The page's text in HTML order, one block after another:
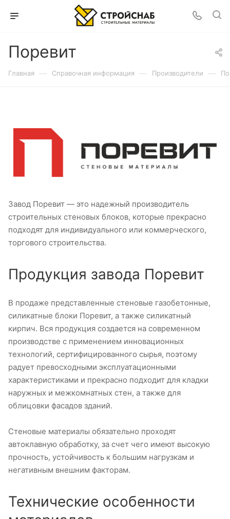
Поревит
Главная — Справочная информация — Производители —
Завод Поревит — это надежный производитель
строительных стеновых блоков, которые прекрасно
подходят для индивидуального или коммерческого,
торгового строительства.
Продукция завода Поревит
В продаже представленные стеновые газобетонные,
силикатные блоки Поревит, а также силикатный
кирпич. Вся продукция создается на современном
производстве с применением инновационных
технологий, сертифицированного сырья, поэтому
радует превосходными эксплуатационными
характеристиками и прекрасно подходит для кладки
наружных и межкомнатных стен, а также для
облицовки фасадов зданий.
Стеновые материалы обязательно проходят
автоклавную обработку, за счет чего имеют высокую
прочность, устойчивость к большим нагрузкам и
негативным внешним факторам.
Технические особенности